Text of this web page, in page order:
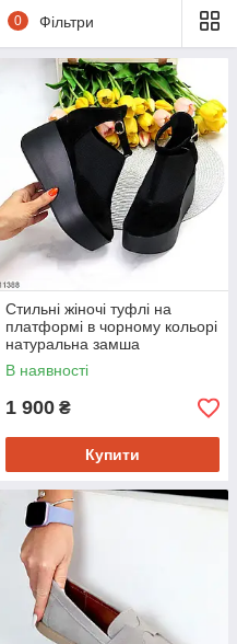
0 Фільтри
Стильні жіночі туфлі на
платформі в чорному кольорі
натуральна замша
В наявності
1 900 ₴
Купити